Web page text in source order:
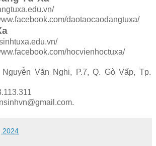
daotaocaodangtuxa/
hocvienhoctuxa/
Văn Nghi, P.7, Q. Gò Vấp, Tp.
2024